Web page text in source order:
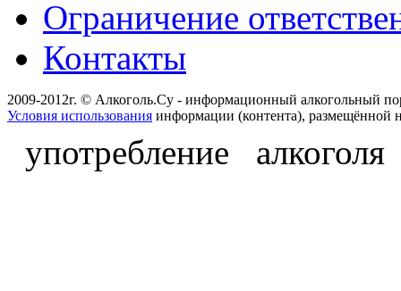
Ограничение
Контакты
2009-2012г. © Алкоголь.Су - информационный алкогольный
Условия использования информации (контента), размещённой
употребление